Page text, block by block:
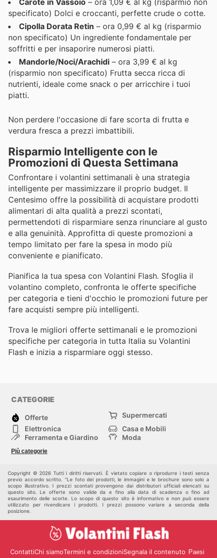
specificato) Dolci e croccanti, perfette crude o cotte.
Cipolla Dorata Retin – ora 0,99 € al kg (risparmio
non specificato) Un ingrediente fondamentale per
soffritti e per insaporire numerosi piatti.
Mandorle/Noci/Arachidi – ora 3,99 € al kg
(risparmio non specificato) Frutta secca ricca di
nutrienti, ideale come snack o per arricchire i tuoi
piatti.
Non perdere l'occasione di fare scorta di frutta e
verdura fresca a prezzi imbattibili.
Risparmio Intelligente con le
Promozioni di Questa Settimana
Confrontare i volantini settimanali è una strategia
intelligente per massimizzare il proprio budget. Il
Centesimo offre la possibilità di acquistare prodotti
alimentari di alta qualità a prezzi scontati,
permettendoti di risparmiare senza rinunciare al gusto
e alla genuinità. Approfitta di queste promozioni a
tempo limitato per fare la spesa in modo più
conveniente e pianificato.
Pianifica la tua spesa con Volantini Flash. Sfoglia il
volantino completo, confronta le offerte specifiche
per categoria e tieni d'occhio le promozioni future per
fare acquisti sempre più intelligenti.
Trova le migliori offerte settimanali e le promozioni
specifiche per categoria in tutta Italia su Volantini
Flash e inizia a risparmiare oggi stesso.
CATEGORIE
Offerte
Supermercati
Elettronica
Casa e Mobili
Ferramenta e Giardino
Moda
Bambini e Neonati
Più categorie
Copyright © 2026 Tutti i diritti riservati. È vietato copiare o riprodurre i testi senza
previo accordo scritto. "Le foto dei prodotti, le immagini e le brochure sono solo a
scopo illustrativo. I prezzi scontati provengono dai distributori ufficiali elencati su
questo sito. Le offerte sono valide da e fino alla data di scadenza o fino ad
esaurimento delle scorte. Lo scopo di questo sito è informativo e non può essere
utilizzato per rivendicare i prodotti. I prezzi possono variare a seconda della
posizione.
ContattiChi siamoTermini e condizioniSegnala il contenuto Paesi